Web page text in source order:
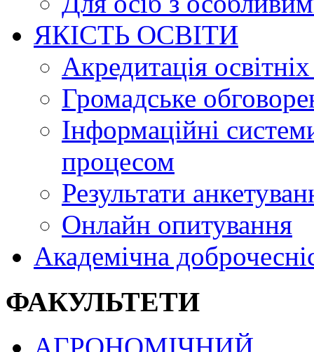
ЯКІСТЬ ОСВІТИ
Акредитація
Громадське
Інформаційні
процесом
Результати
Онлайн опитування
Академічна
ФАКУЛЬТЕТИ